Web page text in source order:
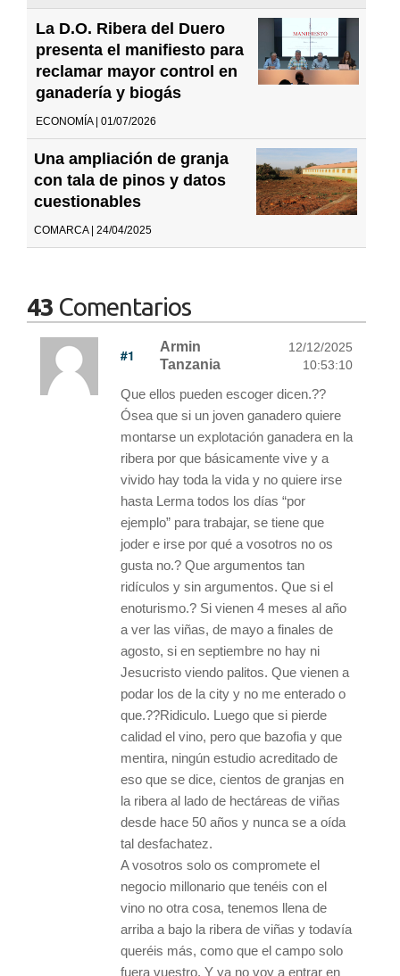
La D.O. Ribera del Duero
presenta el manifiesto para
reclamar mayor control en
ganadería y biogás
ECONOMÍA | 01/07/2026
Una ampliación de granja
con tala de pinos y datos
cuestionables
COMARCA | 24/04/2025
43 Comentarios
#1
Armin
Tanzania
12/12/2025
10:53:10
Que ellos pueden escoger dicen.??
Ósea que si un joven ganadero quiere
montarse un explotación ganadera en la
ribera por que básicamente vive y a
vivido hay toda la vida y no quiere irse
hasta Lerma todos los días “por
ejemplo” para trabajar, se tiene que
joder e irse por qué a vosotros no os
gusta no.? Que argumentos tan
ridículos y sin argumentos. Que si el
enoturismo.? Si vienen 4 meses al año
a ver las viñas, de mayo a finales de
agosto, si en septiembre no hay ni
Jesucristo viendo palitos. Que vienen a
podar los de la city y no me enterado o
que.??Ridiculo. Luego que si pierde
calidad el vino, pero que bazofia y que
mentira, ningún estudio acreditado de
eso que se dice, cientos de granjas en
la ribera al lado de hectáreas de viñas
desde hace 50 años y nunca se a oída
tal desfachatez.
A vosotros solo os compromete el
negocio millonario que tenéis con el
vino no otra cosa, tenemos llena de
arriba a bajo la ribera de viñas y todavía
queréis más, como que el campo solo
fuera vuestro. Y ya no voy a entrar en